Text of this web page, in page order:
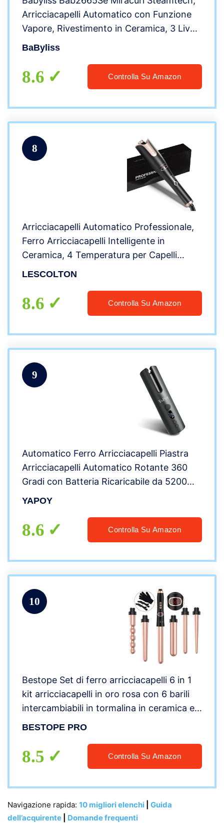
Arricciacapelli Automatico con Funzione
Vapore, Rivestimento in Ceramica, 3 Livelli
di Regolazione della Durata, 3 Livelli di
Controllo della Temperatura, Grigio
BaByliss
8.6 Controlla Su Amazon
8
Arricciacapelli Automatico Professionale,
Ferro Arricciacapelli Intelligente in
Ceramica, 4 Temperatura per Capelli
Lunghi o Corti Asciutti
LESCOLTON
8.6 Controlla Su Amazon
9
Automatico Ferro Arricciacapelli Piastra
Arricciacapelli Automatico Rotante 360
Gradi con Batteria Ricaricabile da 5200
mAh 5 Tipi di Controllo Della Temperatura
YAPOY
8.6 Controlla Su Amazon
10
Bestope Set di ferro arricciacapelli 6 in 1
kit arricciacapelli in oro rosa con 6 barili
intercambiabili in tormalina in ceramica e
guanto resistente al calore, doppia
BESTOPE PRO
8.5 Controlla Su Amazon
Navigazione rapida: 10 migliori elenchi
Guida
dell’acquirente
Domande frequenti